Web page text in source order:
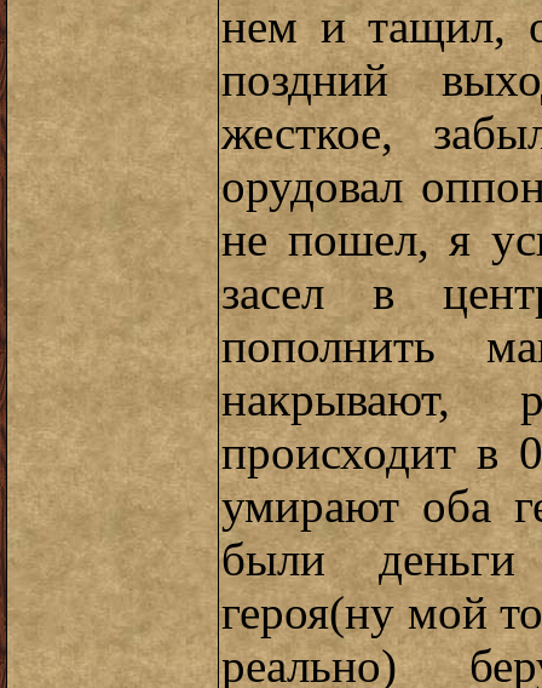
нем и тащил,
поздний
жесткое,
орудовал
не пошел, я
засел в
пополнить
накрывают,
происходит в
умирают оба
были
героя(ну мой
реально)